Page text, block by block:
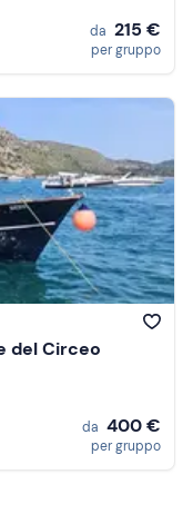
da 215 €
per gruppo
del Circeo
da 400 €
per gruppo